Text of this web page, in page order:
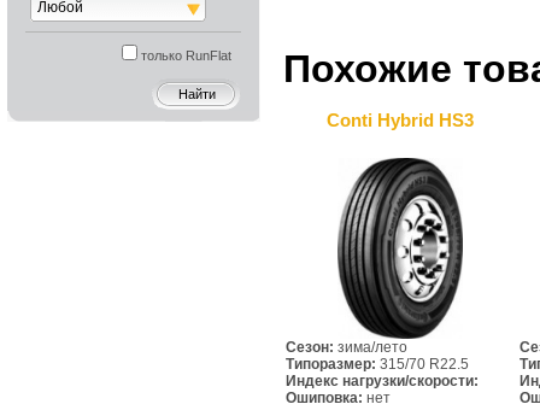
Любой
только RunFlat Похожие
Conti Hybrid HS3
Сезон: зима/лето
Типоразмер: 315/70 R22.5
Индекс нагрузки/скорости:
Ошиповка: нет